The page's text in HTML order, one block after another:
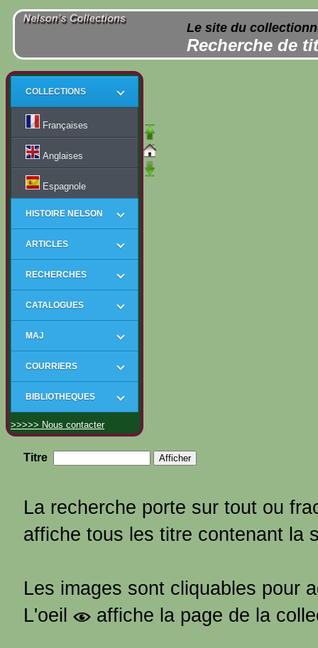
Le site du
Recherche de
COLLECTIONS
Françaises
Anglaises
Espagnole
HISTOIRE NELSON
ARTICLES
RECHERCHES
CATALOGUES
MAJ
COURRIERS
BIBLIOTHEQUES
>>>>> Nous contacter
Titre
La recherche porte sur tout ou
affiche tous les titre contenant la
Les images sont cliquables pour
L'oeil
affiche la page de la